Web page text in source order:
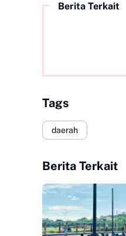
Berita Terkait
Tags
daerah
Berita Terkait